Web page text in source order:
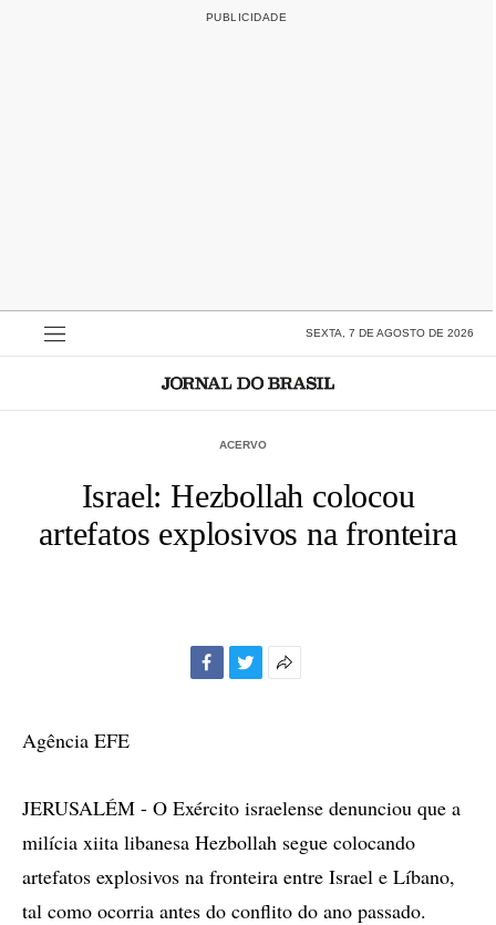
SEXTA, 7 DE AGOSTO DE 2026
ACERVO
Israel: Hezbollah colocou
artefatos explosivos na fronteira
Agência EFE
JERUSALÉM - O Exército israelense denunciou que a
milícia xiita libanesa Hezbollah segue colocando
artefatos explosivos na fronteira entre Israel e Líbano,
tal como ocorria antes do conflito do ano passado.